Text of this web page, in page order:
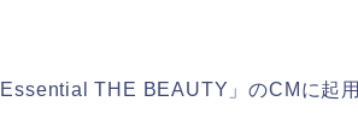
THE BEAUTY」のCMに起